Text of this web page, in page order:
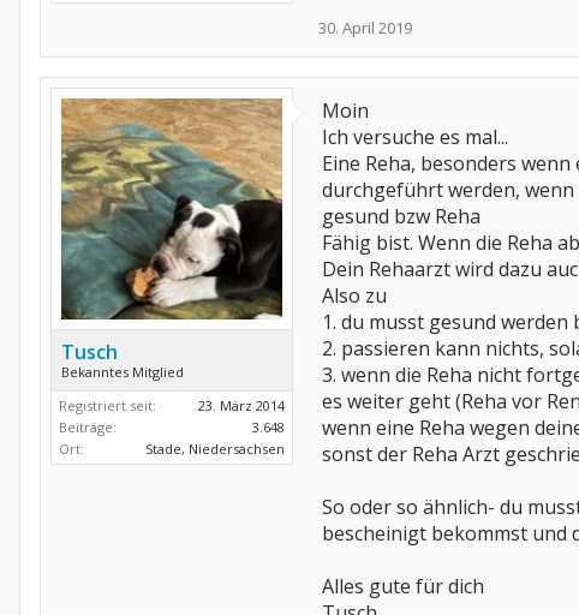
30. April 2019
Tusch
Bekanntes Mitglied
Registriert seit:
23. März 2014
Beiträge:
3.648
Ort:
Stade, Niedersachsen
Moin
Ich versuche es mal...
Eine Reha, besonders
durchgeführt werden, wenn
gesund bzw Reha
Fähig bist. Wenn die Reha
Dein Rehaarzt wird dazu
Also zu
1. du musst gesund
2. passieren kann nichts,
3. wenn die Reha nicht
es weiter geht (Reha vor
wenn eine Reha wegen
sonst der Reha Arzt
So oder so ähnlich- du
bescheinigt bekommst und
Alles gute für dich